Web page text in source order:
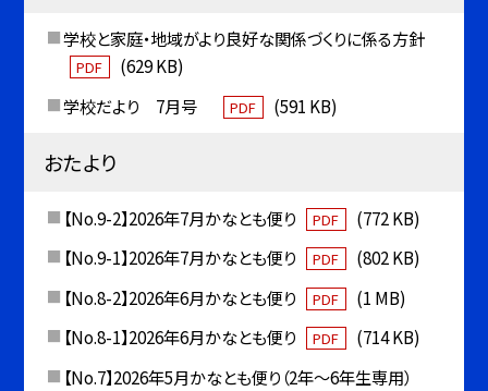
学校と家庭・地域がより良好な関係づくりに係る方針
PDF
(629 KB)
学校だより 7月号
PDF (591 KB)
おたより
【No.9-2】2026年7月かなとも便り PDF
(772 KB)
【No.9-1】2026年7月かなとも便り
PDF
(802 KB)
【No.8-2】2026年6月かなとも便り
PDF
(1 MB)
【No.8-1】2026年6月かなとも便り
PDF
(714 KB)
【No.7】2026年5月かなとも便り（2年〜6年生専用）